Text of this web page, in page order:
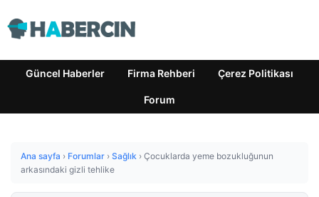
Güncel Haberler Firma Rehberi Çerez Politikası
Forum
Ana sayfa › Forumlar › Sağlık › Çocuklarda yeme bozukluğunun
arkasındaki gizli tehlike